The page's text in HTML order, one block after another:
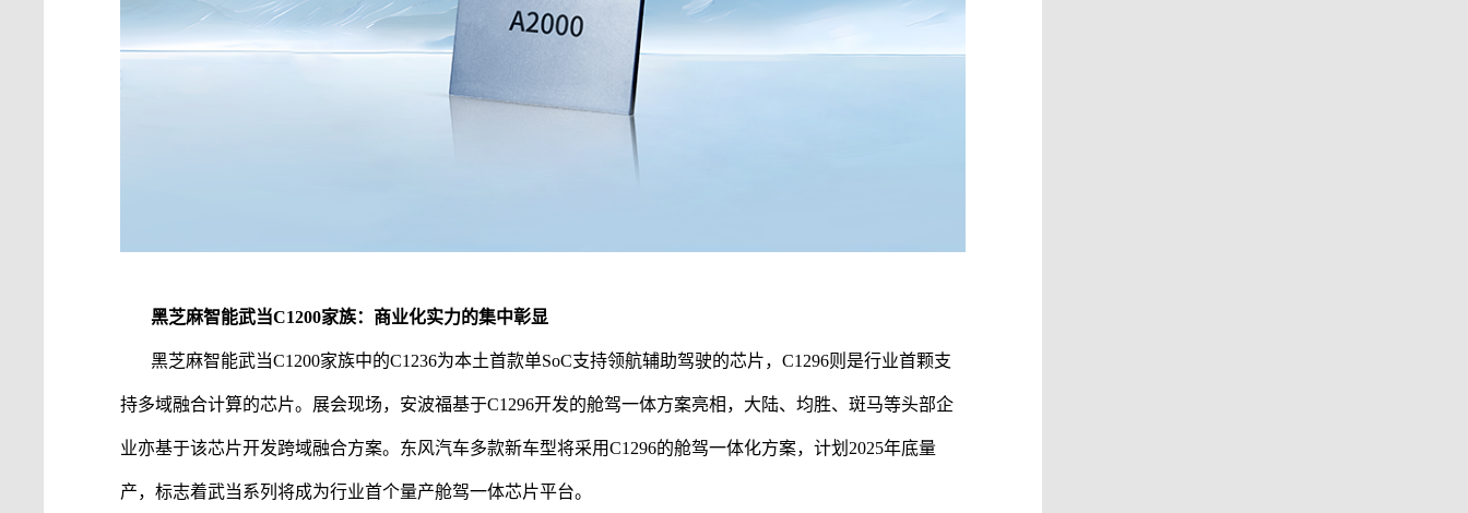
黑芝麻智能武当C1200家族：商业化实力的集中彰显
黑芝麻智能武当C1200家族中的C1236为本土首款单SoC支持领航辅助驾驶的芯片，C1296则是行业首颗支
持多域融合计算的芯片。展会现场，安波福基于C1296开发的舱驾一体方案亮相，大陆、均胜、斑马等头部企
业亦基于该芯片开发跨域融合方案。东风汽车多款新车型将采用C1296的舱驾一体化方案，计划2025年底量
产，标志着武当系列将成为行业首个量产舱驾一体芯片平台。